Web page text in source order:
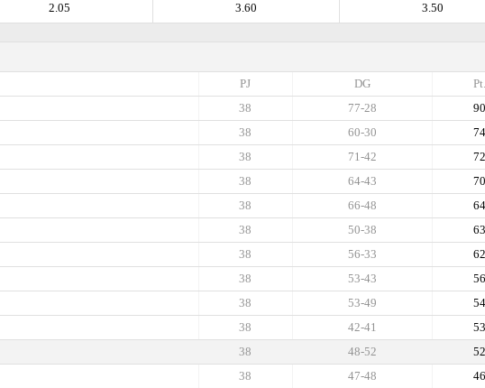
3.50
3.60
2.05
Pt.
DG
PJ
90
77-28
38
74
60-30
38
72
71-42
38
70
64-43
38
64
66-48
38
63
50-38
38
62
56-33
38
56
53-43
38
54
53-49
38
53
42-41
38
52
48-52
38
46
47-48
38